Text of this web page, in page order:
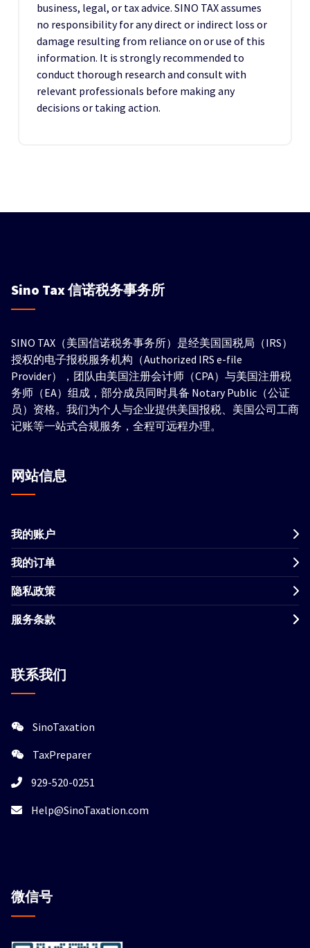
business, legal, or tax advice. SINO TAX assumes
no responsibility for any direct or indirect loss or
damage resulting from reliance on or use of this
information. It is strongly recommended to
conduct thorough research and consult with
relevant professionals before making any
decisions or taking action.
Sino Tax信诺税务事务所
SINO TAX（美国信诺税务事务所）是经美国国税局（IRS）
授权的电子报税服务机构（Authorized IRS e-file
Provider），团队由美国注册会计师（CPA）与美国注册税
务师（EA）组成，部分成员同时具备 Notary Public（公证
员）资格。我们为个人与企业提供美国报税、美国公司工商
记账等一站式合规服务，全程可远程办理。
网站信息
我的账户
我的订单
隐私政策
服务条款
联系我们
SinoTaxation
TaxPreparer
929-520-0251
Help@SinoTaxation.com
微信号